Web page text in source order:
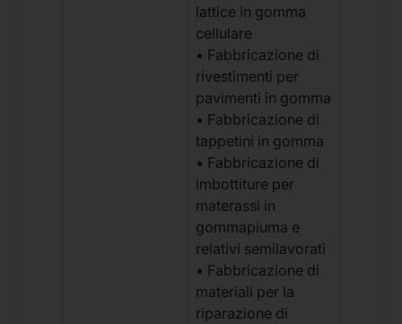
lattice in gomma
cellulare
• Fabbricazione di
rivestimenti per
pavimenti in gomma
• Fabbricazione di
tappetini in gomma
• Fabbricazione di
imbottiture per
materassi in
gommapiuma e
relativi semilavorati
• Fabbricazione di
materiali per la
riparazione di